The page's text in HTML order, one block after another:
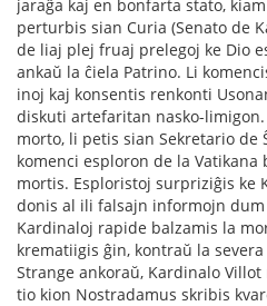
jaraĝa kaj en bonfarta stato,
perturbis sian Curia (Senato de
de liaj plej fruaj prelegoj ke Dio
ankaŭ la ĉiela Patrino. Li
inoj kaj konsentis renkonti
diskuti artefaritan nasko-
morto, li petis sian Sekretario de
komenci esploron de la Vatikana
mortis. Esploristoj surpriziĝis ke
donis al ili falsajn informojn
Kardinaloj rapide balzamis la
krematiigis ĝin, kontraŭ la
Strange ankoraŭ, Kardinalo
tio kion Nostradamus skribis